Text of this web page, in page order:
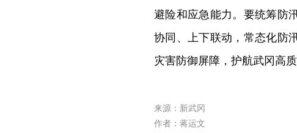
避险和应急能力。要统筹防
协同、上下联动，常态化防
灾害防御屏障，护航武冈高质
来源：新武冈
作者：蒋运文